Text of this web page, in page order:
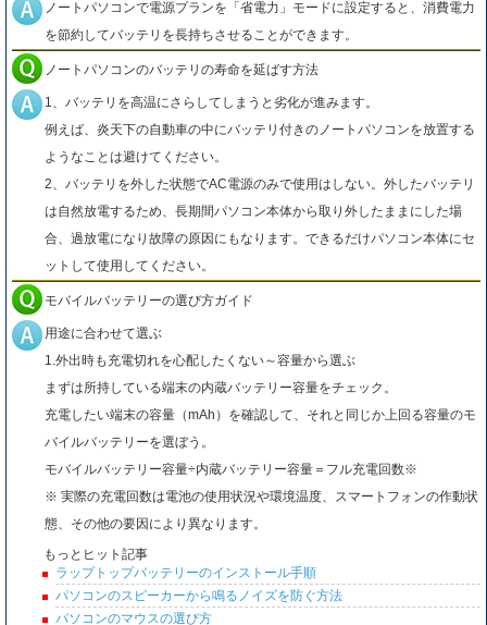
ノートパソコンで電源プランを「省電力」モードに設定すると、消費電力
を節約してバッテリを長持ちさせることができます。
ノートパソコンのバッテリの寿命を延ばす方法
1、バッテリを高温にさらしてしまうと劣化が進みます。
例えば、炎天下の自動車の中にバッテリ付きのノートパソコンを放置する
ようなことは避けてください。
2、バッテリを外した状態でAC電源のみで使用はしない。外したバッテリ
は自然放電するため、長期間パソコン本体から取り外したままにした場
合、過放電になり故障の原因にもなります。できるだけパソコン本体にセ
ットして使用してください。
モバイルバッテリーの選び方ガイド
用途に合わせて選ぶ
1.外出時も充電切れを心配したくない～容量から選ぶ
まずは所持している端末の内蔵バッテリー容量をチェック。
充電したい端末の容量（mAh）を確認して、それと同じか上回る容量のモ
バイルバッテリーを選ぼう。
モバイルバッテリー容量÷内蔵バッテリー容量＝フル充電回数※
※ 実際の充電回数は電池の使用状況や環境温度、スマートフォンの作動状
態、その他の要因により異なります。
もっとヒット記事
ラップトップバッテリーのインストール手順
パソコンのスピーカーから鳴るノイズを防ぐ方法
パソコンのマウスの選び方